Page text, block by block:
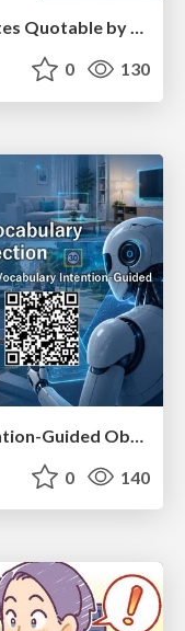
Invisible to AI? Making TYPO3 Sites Quotable by AI Search Systems
0 130
0 140